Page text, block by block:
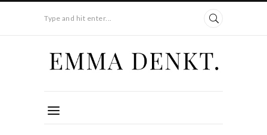
Type and hit enter...